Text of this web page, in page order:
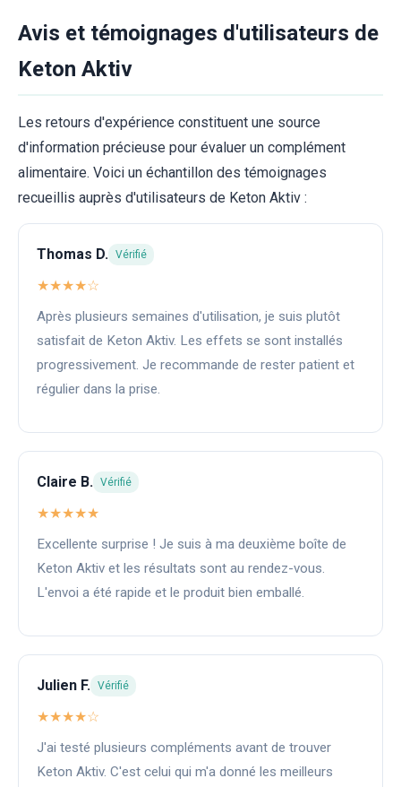
Avis et témoignages d'utilisateurs de
Keton Aktiv
Les retours d'expérience constituent une source
d'information précieuse pour évaluer un complément
alimentaire. Voici un échantillon des témoignages
recueillis auprès d'utilisateurs de Keton Aktiv :
Thomas D. Vérifié
★★★★☆
Après plusieurs semaines d'utilisation, je suis plutôt
satisfait de Keton Aktiv. Les effets se sont installés
progressivement. Je recommande de rester patient et
régulier dans la prise.
Claire B. Vérifié
★★★★★
Excellente surprise ! Je suis à ma deuxième boîte de
Keton Aktiv et les résultats sont au rendez-vous.
L'envoi a été rapide et le produit bien emballé.
Julien F. Vérifié
★★★★☆
J'ai testé plusieurs compléments avant de trouver
Keton Aktiv. C'est celui qui m'a donné les meilleurs